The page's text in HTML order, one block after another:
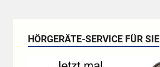
HÖRGERÄTE-SERVICE FÜR SIE